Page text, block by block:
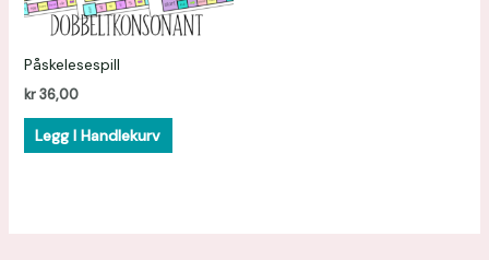
Påskelesespill
kr36,00
Legg I Handlekurv